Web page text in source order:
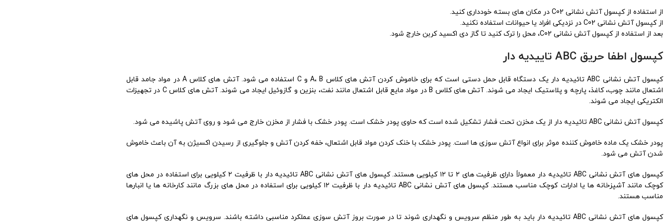
از استفاده از کپسول آتش نشانی C02 در مکان های بسته خودداری کنید.
از کپسول آتش نشانی C02 در نزدیکی افراد یا حیوانات استفاده نکنید.
بعد از استفاده از کپسول آتش نشانی C02، محل را ترک کنید تا گاز دی اکسید کربن خارج شود.
كپسول اطفا حريق ABC تاييديه دار
کپسول آتش نشانی ABC تائیدیه دار یک دستگاه قابل حمل دستی است که برای خاموش کردن آتش های کلاس A، B و C استفاده می شود. آتش های کلاس A در مواد جامد قابل
اشتعال مانند چوب، کاغذ، پارچه و پلاستیک ایجاد می شوند. آتش های کلاس B در مواد مایع قابل اشتعال مانند نفت، بنزین و گازوئیل ایجاد می شوند. آتش های کلاس C در تجهیزات
الکتریکی ایجاد می شوند.
کپسول آتش نشانی ABC تائیدیه دار از یک مخزن تحت فشار تشکیل شده است که حاوی پودر خشک است. پودر خشک با فشار از مخزن خارج می شود و روی آتش پاشیده می شود.
پودر خشک یک ماده خاموش کننده موثر برای انواع آتش سوزی ها است. پودر خشک با خنک کردن مواد قابل اشتعال، خفه کردن آتش و جلوگیری از رسیدن اکسیژن به آن باعث خاموش
شدن آتش می شود.
کپسول های آتش نشانی ABC تائیدیه دار معمولاً دارای ظرفیت های ۲ تا ۱۲ کیلویی هستند. کپسول های آتش نشانی ABC تائیدیه دار با ظرفیت ۲ کیلویی برای استفاده در محل های
کوچک مانند آشپزخانه ها یا ادارات کوچک مناسب هستند. کپسول های آتش نشانی ABC تائیدیه دار با ظرفیت ۱۲ کیلویی برای استفاده در محل های بزرگ مانند کارخانه ها یا انبارها
مناسب هستند.
کپسول های آتش نشانی ABC تائیدیه دار باید به طور منظم سرویس و نگهداری شوند تا در صورت بروز آتش سوزی عملکرد مناسبی داشته باشند. سرویس و نگهداری کپسول های